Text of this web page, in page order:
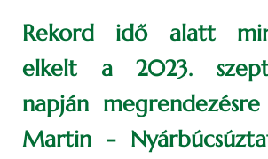
Rekord idő alatt
elkelt a 2023.
napján
Martin -